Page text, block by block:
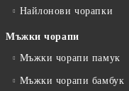
Найлонови чорапки
Мъжки чорапи
Мъжки чорапи памук
Мъжки чорапи бамбук